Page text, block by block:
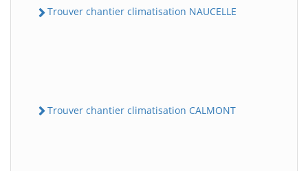
Trouver chantier climatisation NAUCELLE
Trouver chantier climatisation CALMONT